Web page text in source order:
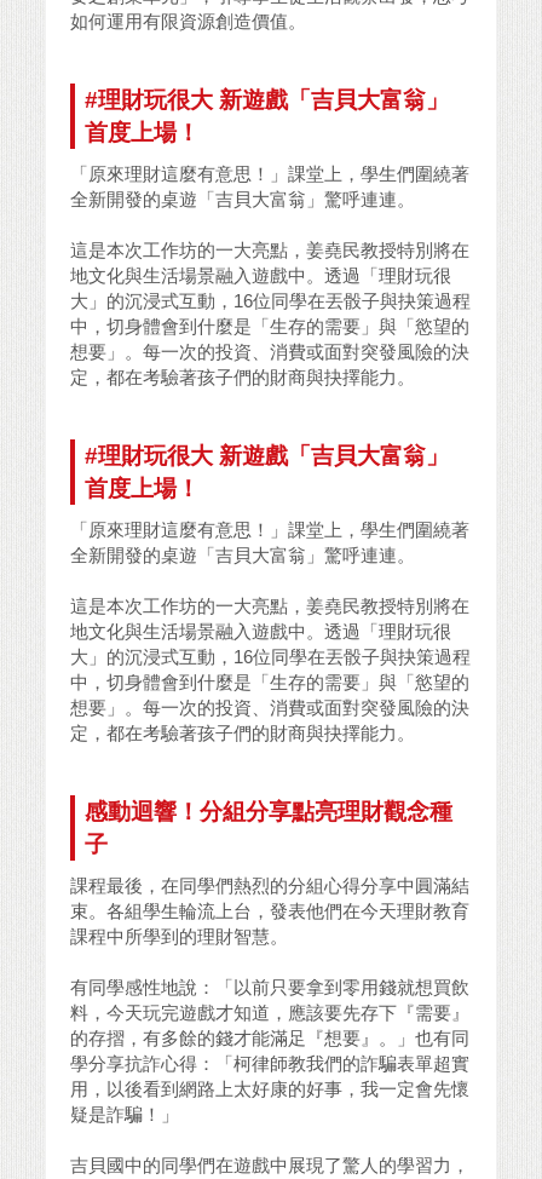
如何運用有限資源創造價值。
#理財玩很大 新遊戲「吉貝大富翁」
首度上場！
「原來理財這麼有意思！」課堂上，學生們圍繞著
全新開發的桌遊「吉貝大富翁」驚呼連連。
這是本次工作坊的一大亮點，姜堯民教授特別將在
地文化與生活場景融入遊戲中。透過「理財玩很
大」的沉浸式互動，16位同學在丟骰子與抉策過程
中，切身體會到什麼是「生存的需要」與「慾望的
想要」。每一次的投資、消費或面對突發風險的決
定，都在考驗著孩子們的財商與抉擇能力。
#理財玩很大 新遊戲「吉貝大富翁」
首度上場！
「原來理財這麼有意思！」課堂上，學生們圍繞著
全新開發的桌遊「吉貝大富翁」驚呼連連。
這是本次工作坊的一大亮點，姜堯民教授特別將在
地文化與生活場景融入遊戲中。透過「理財玩很
大」的沉浸式互動，16位同學在丟骰子與抉策過程
中，切身體會到什麼是「生存的需要」與「慾望的
想要」。每一次的投資、消費或面對突發風險的決
定，都在考驗著孩子們的財商與抉擇能力。
感動迴響！分組分享點亮理財觀念種
子
課程最後，在同學們熱烈的分組心得分享中圓滿結
束。各組學生輪流上台，發表他們在今天理財教育
課程中所學到的理財智慧。
有同學感性地說：「以前只要拿到零用錢就想買飲
料，今天玩完遊戲才知道，應該要先存下『需要』
的存摺，有多餘的錢才能滿足『想要』。」也有同
學分享抗詐心得：「柯律師教我們的詐騙表單超實
用，以後看到網路上太好康的好事，我一定會先懷
疑是詐騙！」
吉貝國中的同學們在遊戲中展現了驚人的學習力，